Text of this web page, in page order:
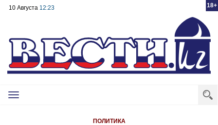
18+
10 Августа 12:23
Toggle
ПОЛИТИКА